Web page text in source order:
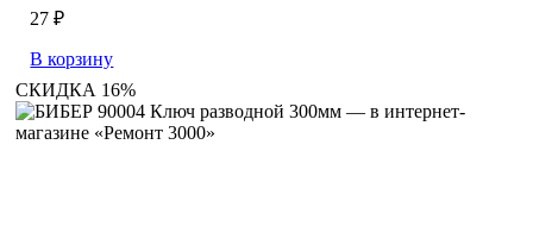
27 ₽
В корзину
СКИДКА 16%